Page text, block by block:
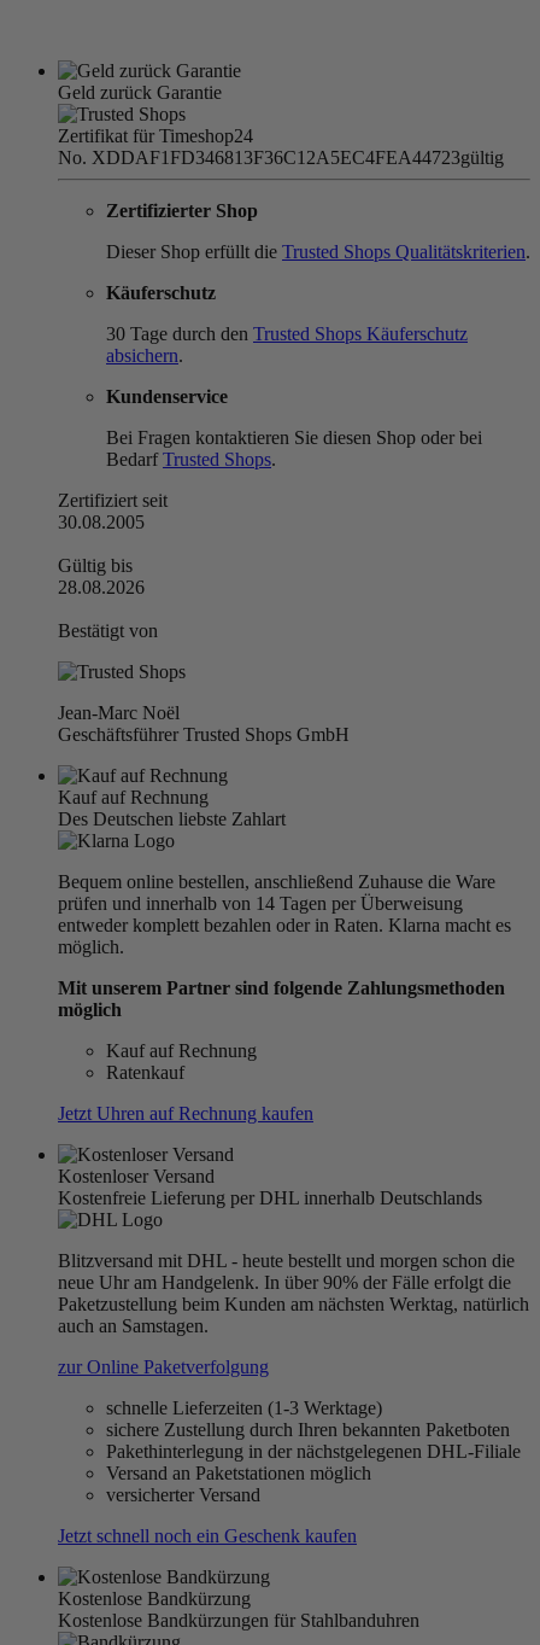
Geld zurück Garantie
Zertifikat für Timeshop24
No. XDDAF1FD346813F36C12A5EC4FEA44723gültig
Zertifizierter Shop
Dieser Shop erfüllt die Trusted Shops Qualitätskriterien.
Käuferschutz
30 Tage durch den Trusted Shops Käuferschutz
absichern.
Kundenservice
Bei Fragen kontaktieren Sie diesen Shop oder bei
BedarfTrusted Shops.
Zertifiziert seit
30.08.2005
Gültig bis
28.08.2026
Bestätigt von
Jean-Marc Noël
Geschäftsführer Trusted Shops GmbH
Kauf auf Rechnung
Des Deutschen liebste Zahlart
Bequem online bestellen, anschließend Zuhause die Ware
prüfen und innerhalb von 14 Tagen per Überweisung
entweder komplett bezahlen oder in Raten. Klarna macht es
möglich.
Mit unserem Partner sind folgende Zahlungsmethoden
möglich
Kauf auf Rechnung
Ratenkauf
Jetzt Uhren auf Rechnung kaufen
Kostenloser Versand
Kostenfreie Lieferung per DHL innerhalb Deutschlands
Blitzversand mit DHL - heute bestellt und morgen schon die
neue Uhr am Handgelenk. In über 90% der Fälle erfolgt die
Paketzustellung beim Kunden am nächsten Werktag, natürlich
auch an Samstagen.
zur Online Paketverfolgung
schnelle Lieferzeiten (1-3 Werktage)
sichere Zustellung durch Ihren bekannten Paketboten
Pakethinterlegung in der nächstgelegenen DHL-Filiale
Versand an Paketstationen möglich
versicherter Versand
Jetzt schnell noch ein Geschenk kaufen
Kostenlose Bandkürzung
Kostenlose Bandkürzungen für Stahlbanduhren